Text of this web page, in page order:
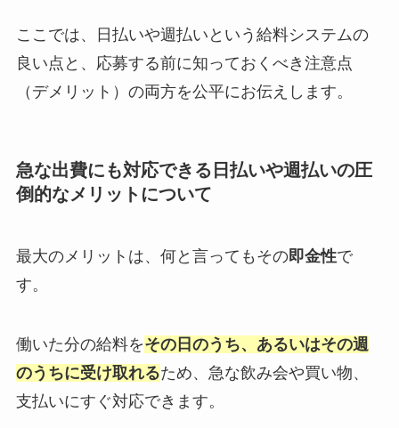
ここでは、日払いや週払いという給料システムの
良い点と、応募する前に知っておくべき注意点
（デメリット）の両方を公平にお伝えします。
急な出費にも対応できる日払いや週払いの圧
倒的なメリットについて
最大のメリットは、何と言ってもその即金性で
す。
働いた分の給料をその日のうち、あるいはその週
のうちに受け取れるため、急な飲み会や買い物、
支払いにすぐ対応できます。